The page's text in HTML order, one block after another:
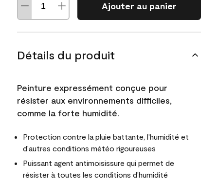
Ajouter au panier
Détails du produit
Peinture expressément conçue pour
résister aux environnements difficiles,
comme la forte humidité.
Protection contre la pluie battante, l'humidité et
d'autres conditions météo rigoureuses
Puissant agent antimoisissure qui permet de
résister à toutes les conditions d'humidité